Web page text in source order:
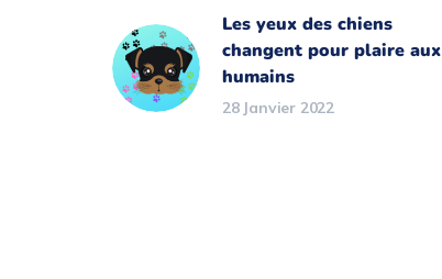
Les yeux des chiens
changent pour plaire aux
humains
28 Janvier 2022